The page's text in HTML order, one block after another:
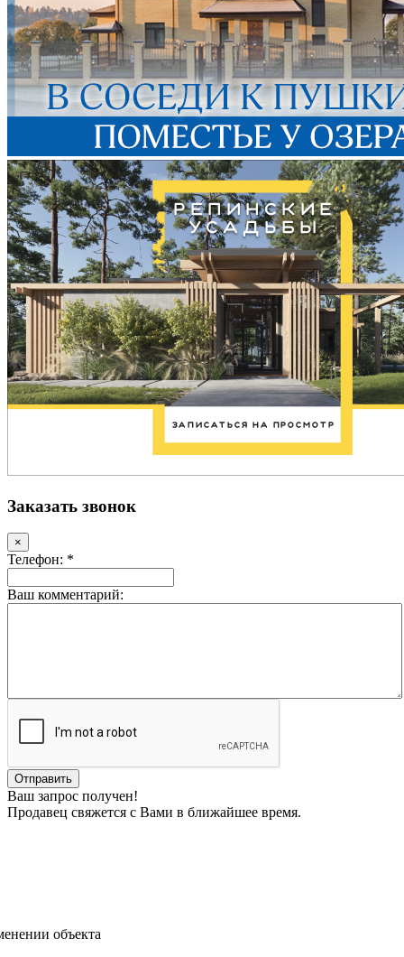
Заказать звонок
×
Телефон: *
Ваш комментарий:
Ваш запрос получен!
Продавец свяжется с Вами в ближайшее время.
объекта